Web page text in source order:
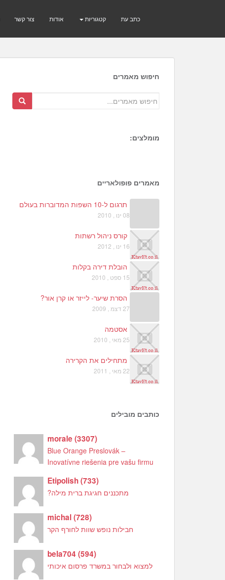
צור קשר אודות קטגוריות כתב עת
חיפוש מאמרים
מומלצים:
2
מאמרים פופולאריים
תרגום ל-10 השפות המדוברות בעולם
08 ינו , 2010
קורס ניהול רשתות
16 ינו , 2012
הובלת דירה בקלות
15 ספט , 2010
הסרת שיער- לייזר או קרן אור?
27 דצמ , 2009
אסטמה
25 מאי , 2010
מתחילים את הקרירה
22 מאי , 2011
כותבים מובילים
morale(3307)
Blue Orange Preslovák –
Inovatívne riešenia pre vašu firmu
Etipolish(733)
מתכננים חגיגת ברית מילה?
michal(728)
חבילות נופש שוות לחורף הקר
bela704(594)
למצוא ולבחור במשרד פרסום איכותי